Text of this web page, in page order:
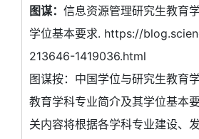
图谋： 信息资源管理研究生教育
学位基本要求. https://
213646-1419036.html
图谋按：中国学位与研究生教育
教育学科专业简介及其学位基本
关内容将根据各学科专业建设、